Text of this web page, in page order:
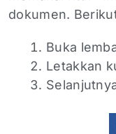
dokumen.
Buka
Letakkan